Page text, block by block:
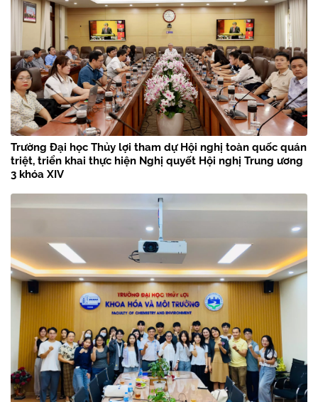
Trường Đại học Thủy lợi tham dự Hội nghị toàn quốc quán
triệt, triển khai thực hiện Nghị quyết Hội nghị Trung ương
3 khóa XIV